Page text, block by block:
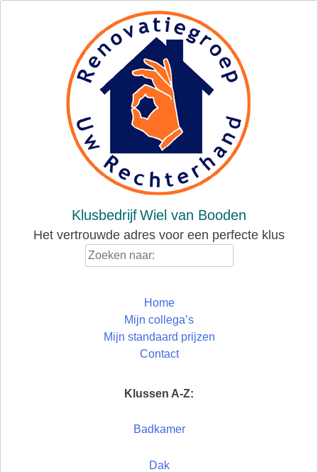
KlusbedrijfWiel van Booden
Het vertrouwde adres voor een perfecte klus
Home
Mijn collega’s
Mijn standaard prijzen
Contact
Klussen A-Z:
Badkamer
Dak